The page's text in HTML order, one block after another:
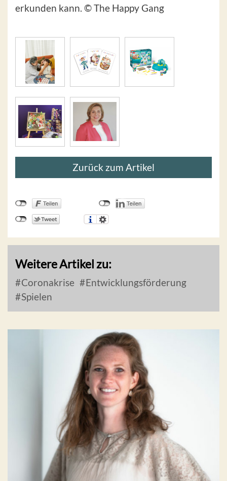
erkunden kann. © The Happy Gang
Zurück zum Artikel
Weitere Artikel zu:
Coronakrise
Entwicklungsförderung
Spielen